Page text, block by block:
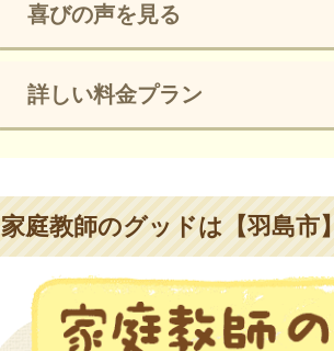
喜びの声を見る
詳しい料金プラン
家庭教師のグッドは【羽島市